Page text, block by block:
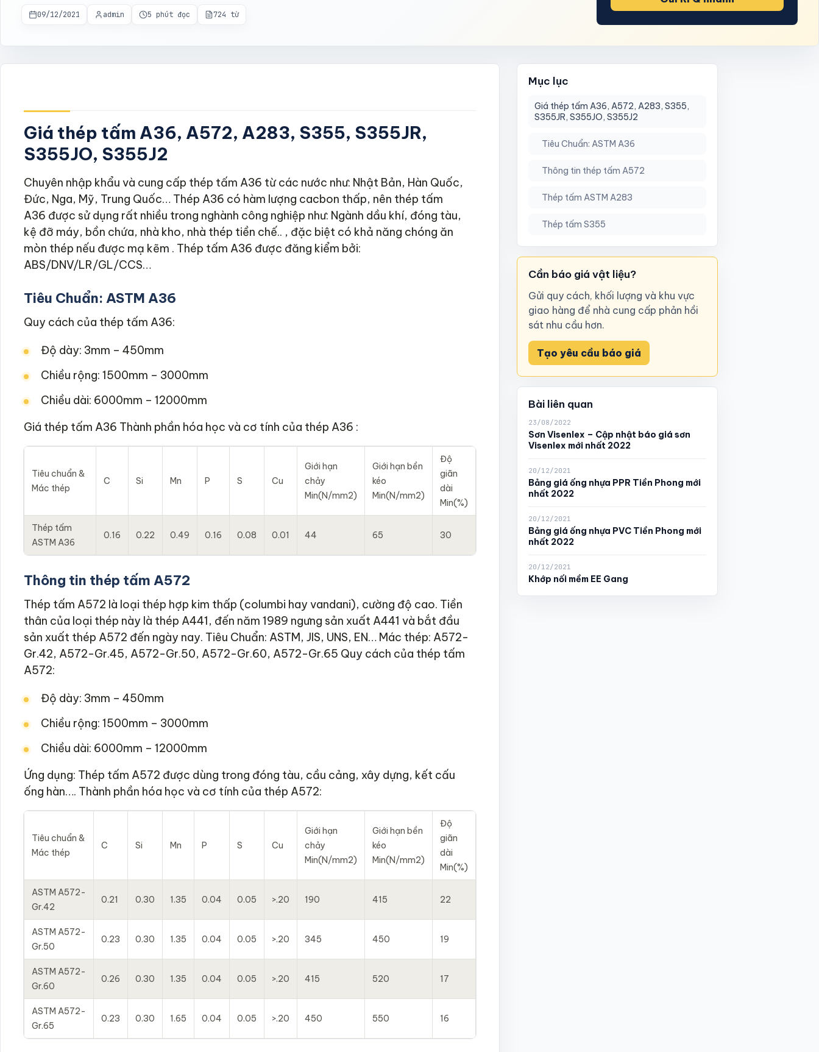
PCCC & Báo hỏa
thất
Bê tông cảnh quan & Đá
cuội
6
Thiết bị & Phụ kiện sân vườn
Tấm WPC & Ốp mặt dựng 6
09/12/2021 admin 5 phút đọc 724 từ
Giá thép tấm A36, A572, A283, S355, S355JR,
S355JO, S355J2
Chuyên nhập khẩu và cung cấp thép tấm A36 từ các nước như: Nhật Bản, Hàn Quốc,
Đức, Nga, Mỹ, Trung Quốc… Thép A36 có hàm lượng cacbon thấp, nên thép tấm
A36 được sử dụng rất nhiều trong nghành công nghiệp như: Ngành dầu khí, đóng tàu,
kệ đỡ máy, bồn chứa, nhà kho, nhà thép tiền chế.. , đặc biệt có khả năng chóng ăn
mòn thép nếu được mạ kẽm . Thép tấm A36 được đăng kiểm bởi:
ABS/DNV/LR/GL/CCS…
Tiêu Chuẩn: ASTM A36
Quy cách của thép tấm A36:
Độ dày: 3mm – 450mm
Chiều rộng: 1500mm – 3000mm
Chiều dài: 6000mm – 12000mm
Giá thép tấm A36 Thành phần hóa học và cơ tính của thép A36 :
Tiêu chuẩn &
Mác thép
C Si Mn P S Cu
Giới hạn
chảy
Min(N/mm2)
Giới hạn bền
kéo
Min(N/mm2)
Độ
giãn
dài
Min(%)
Thép tấm
ASTM A36
0.16 0.22 0.49 0.16 0.08 0.01 44 65 30
Thông tin thép tấm A572
Thép tấm A572 là loại thép hợp kim thấp (columbi hay vandani), cường độ cao. Tiền
thân của loại thép này là thép A441, đến năm 1989 ngưng sản xuất A441 và bắt đầu
sản xuất thép A572 đến ngày nay. Tiêu Chuẩn: ASTM, JIS, UNS, EN… Mác thép: A572-
Gr.42, A572-Gr.45, A572-Gr.50, A572-Gr.60, A572-Gr.65 Quy cách của thép tấm
A572:
Độ dày: 3mm – 450mm
Chiều rộng: 1500mm – 3000mm
Chiều dài: 6000mm – 12000mm
Ứng dụng: Thép tấm A572 được dùng trong đóng tàu, cầu cảng, xây dựng, kết cấu
ống hàn…. Thành phần hóa học và cơ tính của thép A572:
Tiêu chuẩn &
Mác thép
C Si Mn P S Cu
Giới hạn
chảy
Min(N/mm2)
Giới hạn bền
kéo
Min(N/mm2)
Độ
giãn
dài
Min(%)
ASTM A572-
Gr.42
0.21 0.30 1.35 0.04 0.05 >.20 190 415 22
ASTM A572-
Gr.50
0.23 0.30 1.35 0.04 0.05 >.20 345 450 19
ASTM A572-
Gr.60
0.26 0.30 1.35 0.04 0.05 >.20 415 520 17
ASTM A572-
Gr.65
0.23 0.30 1.65 0.04 0.05 >.20 450 550 16
Mục lục
Giá thép tấm A36, A572, A283, S355,
S355JR, S355JO, S355J2
Tiêu Chuẩn: ASTM A36
Thông tin thép tấm A572
Thép tấm ASTM A283
Thép tấm S355
Cần báo giá vật liệu?
Gửi quy cách, khối lượng và khu vực
giao hàng để nhà cung cấp phản hồi
sát nhu cầu hơn.
Tạo yêu cầu báo giá
Bài liên quan
23/08/2022
Sơn Visenlex – Cập nhật báo giá sơn
Visenlex mới nhất 2022
20/12/2021
Bảng giá ống nhựa PPR Tiền Phong mới
nhất 2022
20/12/2021
Bảng giá ống nhựa PVC Tiền Phong mới
nhất 2022
20/12/2021
Khớp nối mềm EE Gang